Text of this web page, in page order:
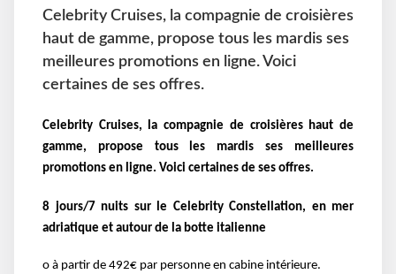
Celebrity Cruises, la compagnie de croisières
haut de gamme, propose tous les mardis ses
meilleures promotions en ligne. Voici
certaines de ses offres.
Celebrity Cruises, la compagnie de croisières haut de
gamme, propose tous les mardis ses meilleures
promotions en ligne. Voici certaines de ses offres.
8 jours/7 nuits sur le Celebrity Constellation, en mer
adriatique et autour de la botte italienne
o à partir de 492€ par personne en cabine intérieure.